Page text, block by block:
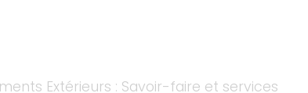
Extérieurs : Savoir-faire et services